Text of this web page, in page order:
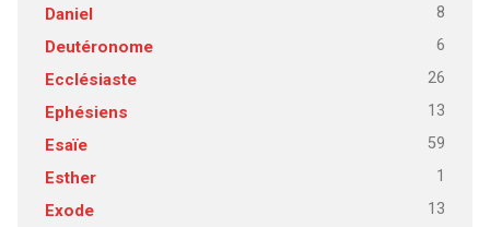
Daniel 8
Deutéronome 6
Ecclésiaste 26
Ephésiens 13
Esaïe 59
Esther 1
Exode 13